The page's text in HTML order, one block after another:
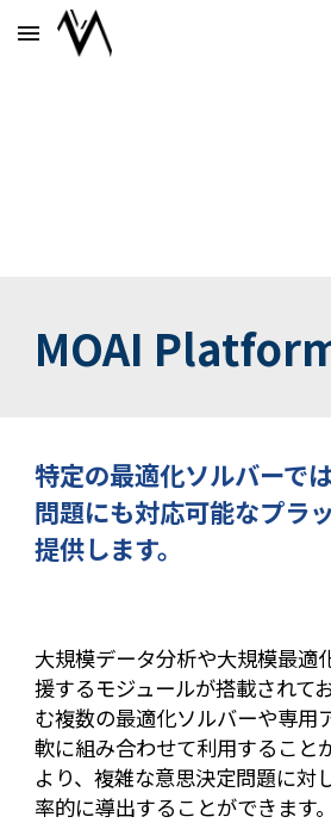
Skip to main content
MOAI
特定の最適化ソルバーで
問題にも対応可能なプラ
提供します。
大規模データ分析や大規模最適
援するモジュールが搭載されて
む複数の最適化ソルバーや専用
軟に組み合わせて利用すること
より、複雑な意思決定問題に対
率的に導出することができます。